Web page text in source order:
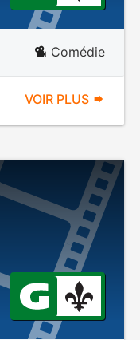
Comédie
VOIR PLUS